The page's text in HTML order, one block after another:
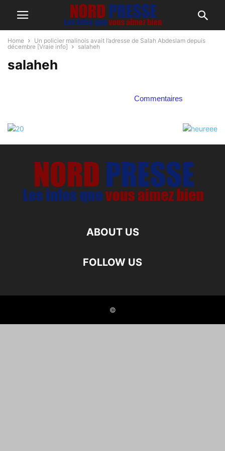
Home
Un policier malinois avait l’adresse de Salah Abdeslam depuis
décembre [Vraie info]
salaheh
salaheh
Commentaires
ABOUT US
FOLLOW US
©